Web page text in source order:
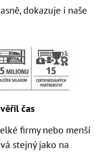
dokazuje i naše
čas
firmy nebo menší
stejný jako na